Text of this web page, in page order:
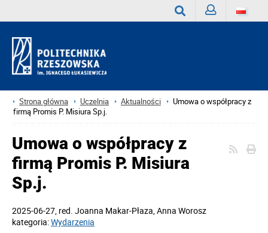
Strona główna Uczelnia Aktualności
Umowa o współpracy z
firmą Promis P. Misiura Sp.j.
Umowa o współpracy z
firmą Promis P. Misiura
Sp.j.
2025-06-27, red. Joanna Makar-Płaza, Anna Worosz
kategoria:Wydarzenia